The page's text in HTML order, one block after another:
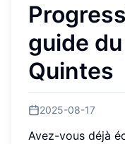
guide
Quintes
2025-08-17
Avez-vous déjà